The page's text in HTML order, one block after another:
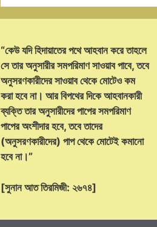
“কেউ যদি হিদায়াতের পথে আহবান করে তাহলে
সে তার অনুসারীর সমপরিমাণ সাওয়াব পাবে, তবে
অনুসরণকারীদের সাওয়াব থেকে মোটেও কম
করা হবে না। আর বিপথের দিকে আহবানকারী
ব্যক্তি তার অনুসারীদের পাপের সমপরিমাণ
পাপের অংশীদার হবে, তবে তাদের
(অনুসরণকারীদের) পাপ থেকে মোটেই কমানো
হবে না।”
[সুনান আত তিরমিজী: ২৬৭৪]